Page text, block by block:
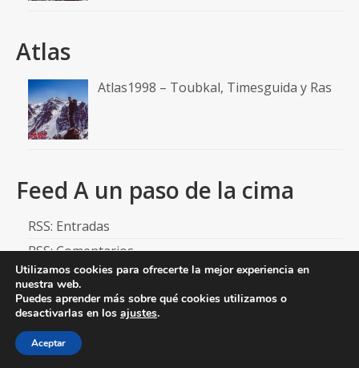
Atlas
Atlas1998 – Toubkal, Timesguida y Ras
Feed A un paso de la cima
RSS: Entradas
RSS: Comentarios
© 2026 aunpasodelacima
Utilizamos cookies para ofrecerte la mejor experiencia en
nuestra web.
Puedes aprender más sobre qué cookies utilizamos o
desactivarlas en los ajustes.
Aceptar